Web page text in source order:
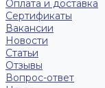
Оплата и доставка
Сертификаты
Вакансии
Новости
Статьи
Отзывы
Вопрос-ответ